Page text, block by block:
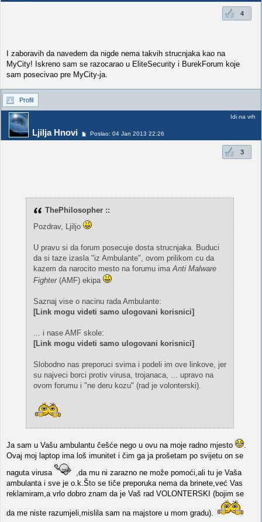
4
I zaboravih da navedem da nigde nema takvih strucnjaka kao na
MyCity! Iskreno sam se razocarao u EliteSecurity i BurekForum koje
sam posecivao pre MyCity-ja.
Profil
Ljilja Hnovi Poslao: 04 Jan 2013 22:26
Idi na vrh
3
ThePhilosopher ::
Pozdrav, Ljiljo
U pravu si da forum posecuje dosta strucnjaka. Buduci
da si taze izasla "iz Ambulante", ovom prilikom cu da
kazem da narocito mesto na forumu imaAnti Malware
Fighter(AMF) ekipa
Saznaj vise o nacinu rada Ambulante:
[Link mogu videti samo ulogovani korisnici]
... i nase AMF skole:
[Link mogu videti samo ulogovani korisnici]
Slobodno nas preporuci svima i podeli im ove linkove, jer
su najveci borci protiv virusa, trojanaca, ... upravo na
ovom forumu i "ne deru kozu" (rad je volonterski).
Ja sam u Vašu ambulantu češće nego u ovu na moje radno mjesto
.
Ovaj moj laptop ima loš imunitet i čim ga ja prošetam po svijetu on se
naguta virusa
,da mu ni zarazno ne može pomoći,ali tu je Vaša
ambulanta i sve je o.k.Što se tiče preporuka nema da brinete,već Vas
reklamiram,a vrlo dobro znam da je Vaš rad VOLONTERSKI (bojim se
da me niste razumjeli,mislila sam na majstore u mom gradu).